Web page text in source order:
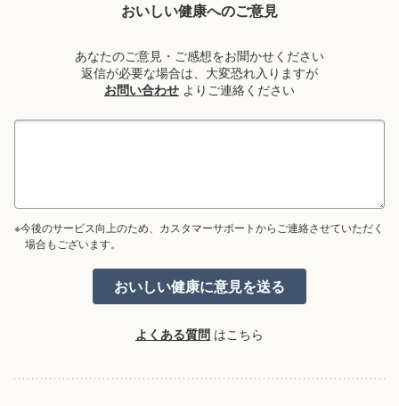
おいしい健康へのご意見
あなたのご意見・ご感想をお聞かせください
返信が必要な場合は、大変恐れ入りますが
お問い合わせ よりご連絡ください
※今後のサービス向上のため、カスタマーサポートからご連絡させていただく
場合もございます。
よくある質問 はこちら